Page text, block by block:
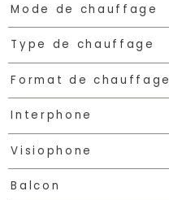
Mode de chauffage
Type de chauffage
Format de chauffage
Interphone
Visiophone
Balcon